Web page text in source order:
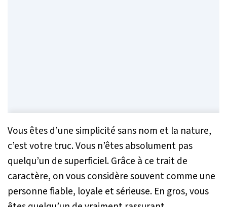
Vous êtes d’une simplicité sans nom et la nature,
c’est votre truc. Vous n’êtes absolument pas
quelqu’un de superficiel. Grâce à ce trait de
caractère, on vous considère souvent comme une
personne fiable, loyale et sérieuse. En gros, vous